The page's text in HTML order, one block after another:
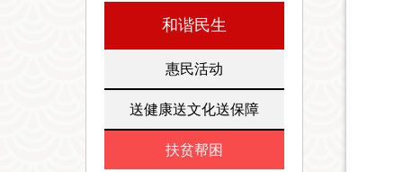
和谐民生
惠民活动
送健康送文化送保障
扶贫帮困